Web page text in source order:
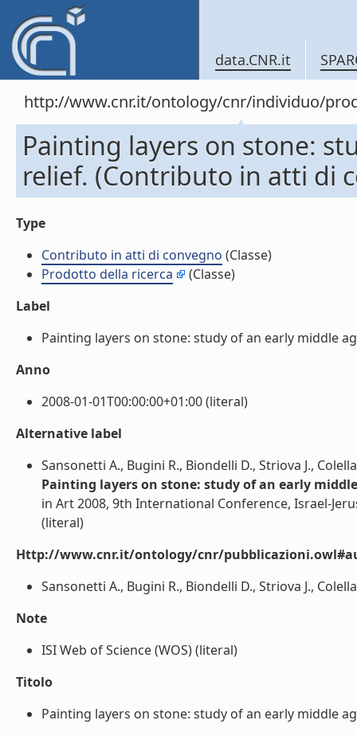
data.CNR.it
http://www.cnr.it/ontology/cnr/individuo/
Painting layers on stone:
relief. (Contributo in atti di
Type
Contributo in atti di convegno (Classe)
Prodotto della ricerca
(Classe)
Label
Painting layers on stone: study of an early middle
Anno
2008-01-01T00:00:00+01:00 (literal)
Alternative label
Sansonetti A., Bugini R., Biondelli D., Striova J.,
Painting layers on stone: study of an early
in Art 2008, 9th International Conference, Israel-
(literal)
Http://www.cnr.it/ontology/cnr/
Sansonetti A., Bugini R., Biondelli D., Striova J.,
Note
ISI Web of Science (WOS) (literal)
Titolo
Painting layers on stone: study of an early middle